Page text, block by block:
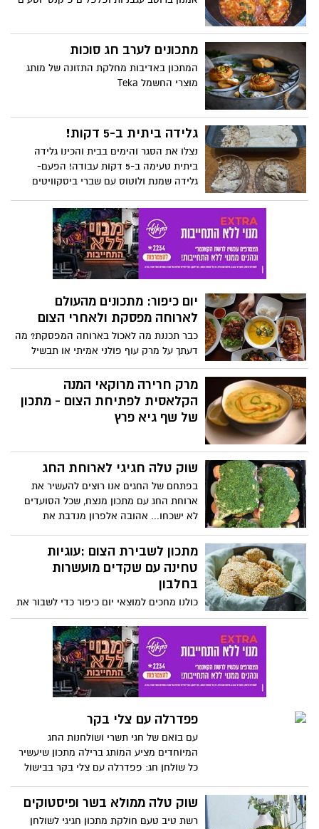
מתכונים לערב חג סוכות
המתכון באדיבות מחלקת התזונה של מותג
מוצרי החשמל Teka
גלידה ביתית ב-5 דקות!
נצלו את הסגר והימים בבית והכינו גלידה
ביתית טעימה ב-5 דקות עבודה! הפעם-
גלידה שמנת ולוטוס עם שברי ביסקוויטים
יום כיפור: מתכונים מהעולם
לארוחה מפסקת ולאחרי הצום
כבר תכננת מה לאכול בארוחה המפסקת? מה
דעתך על מרק עוף פולני אמיתי או תבשיל
עירקי עם אורז, חומוס ועוף? התזונאית של
כללית מציעה מתכונים מעולים מכל קצוות
העולם
מרק חרירה מרוקאי המנה
הקלאסית לפתיחת הצום - מתכון
של שף גיא פרץ
שוק טלה חגיגי לארוחת החג
בפתחם של החגים אנו רוצים להעשיר את
ארוחת החג עם מתכון מנצח, שכל הסועדים
לא ישכחו... אהובה אלפרון מנדבת את
טלה חגיגי, באדיבות המותג קוקי:
מתכון לשבירת הצום :עוגיות
טחינה עם שקדים מועשרות
בחלבון
כולנו מחכים למוצאי יום כיפור כדי לשבור את
הצום עם שתיה חמה או קרה ומשהו מתוק
שירים את רמת הסוכר אחרי הצום הממושך
ויעשה טוב לגוף ולנשמה. המותג הרבלייף
מציע מתכון להכנת עוגיות טחינה עם שקדים
עשירות בחלבון, שאפשר גם להכין עם
פפדרלה עם צלי בקר
עם בואם של חגי תשרי ושולחנות החג
המיוחדים מציע המותג ברילה מתכון שיעשיר
כל שולחן חג: פפדרלה עם צלי בקר בבישול
שוק טלה ממולא בשר ופיסטוקים
רשת טיב טעם חולקת מתכון חגיגי לשולחן